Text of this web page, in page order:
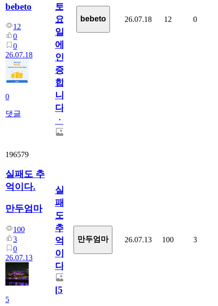
bebeto
12
0
0
26.07.18
0
댓글
토
요
일
에
인
증
합
니
다
ㆍ
bebeto 26.07.18 12 0
196579
실패도 추
억이다.
만두엄마
100
3
0
26.07.13
5
실
패
도
추
억
이
다.
[5]
만두엄마 26.07.13 100 3